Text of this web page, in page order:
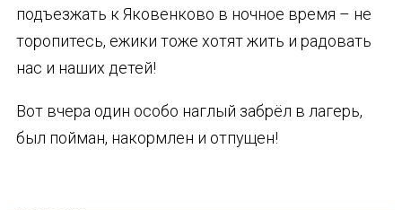
подъезжать к Яковенково в ночное время – не
торопитесь, ежики тоже хотят жить и радовать
нас и наших детей!
Вот вчера один особо наглый забрёл в лагерь,
был пойман, накормлен и отпущен!